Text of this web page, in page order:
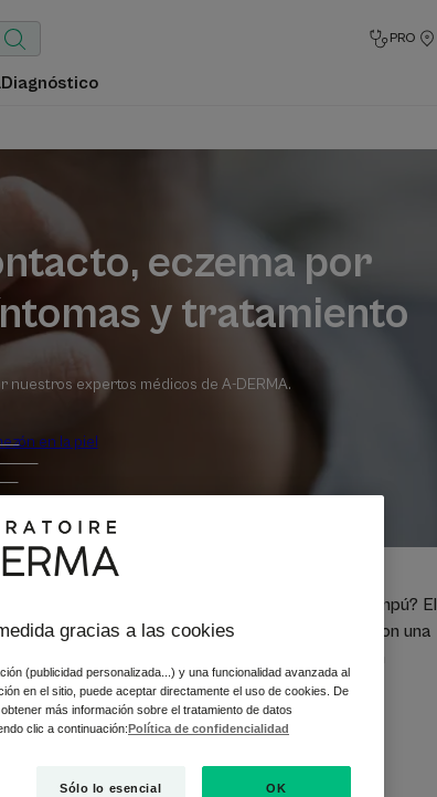
PRO
Diagnóstico
eczema por
y tratamiento
nuestros expertos médicos de A-DERMA.
en la piel
domésticas? ¿Tu hijo ha cambiado de champú? El
su nombre lo indica, del contacto de la piel con una
la causa de la alergia, pero no dudes en
futuros brotes.
gracias a las cookies
(publicidad personalizada...) y una funcionalidad avanzada al
en el sitio, puede aceptar directamente el uso de cookies. De
más información sobre el tratamiento de datos
clic a continuación: Política de confidencialidad
Sólo lo esencial OK